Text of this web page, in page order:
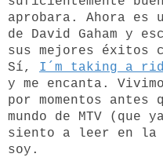
aprobara. Ahora es
de David Gaham y
sus mejores éxitos
Sí, I´m taking a
y me encanta.
por momentos
mundo de MTV (que
siento a leer en la
soy.